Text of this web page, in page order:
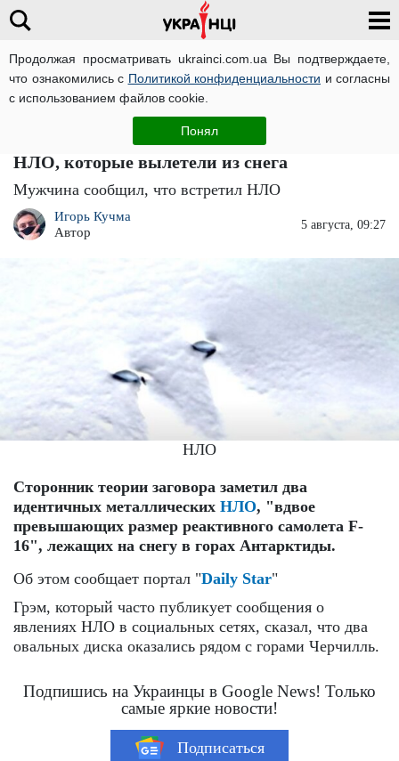
Продолжая просматривать ukrainci.com.ua Вы подтверждаете,
что ознакомились с Политикой конфиденциальности и согласны
с использованием файлов cookie.
Понял
"Загадка Антарктиды": мужчина
утверждает, что обнаружил идентичные
НЛО, которые вылетели из снега
Мужчина сообщил, что встретил НЛО
Игорь Кучма
Автор
5 августа, 09:27
НЛО
Сторонник теории заговора заметил два
идентичных металлических НЛО, "вдвое
превышающих размер реактивного самолета F-
16", лежащих на снегу в горах Антарктиды.
Об этом сообщает портал "Daily Star"
Грэм, который часто публикует сообщения о
явлениях НЛО в социальных сетях, сказал, что два
овальных диска оказались рядом с горами Черчилль.
Подпишись на Украинцы в Google News! Только
самые яркие новости!
Подписаться